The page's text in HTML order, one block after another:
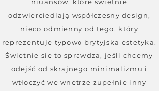
niuansów, które świetnie
odzwierciedlają współczesny design,
nieco odmienny od tego, który
reprezentuje typowo brytyjska estetyka.
Świetnie się to sprawdza, jeśli chcemy
odejść od skrajnego minimalizmu i
wtłoczyć we wnętrze zupełnie inny